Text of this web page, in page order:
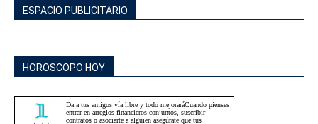
ESPACIO PUBLICITARIO
HOROSCOPO HOY